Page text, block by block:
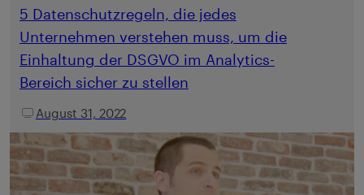
5 Datenschutzregeln, die jedes
Unternehmen verstehen muss, um die
Einhaltung der DSGVO im Analytics-
Bereich sicher zu stellen
August 31, 2022